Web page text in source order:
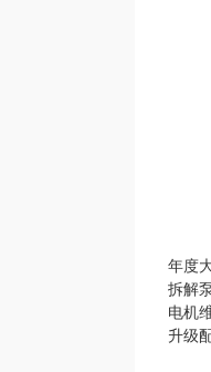
年度
拆解
电机
升级